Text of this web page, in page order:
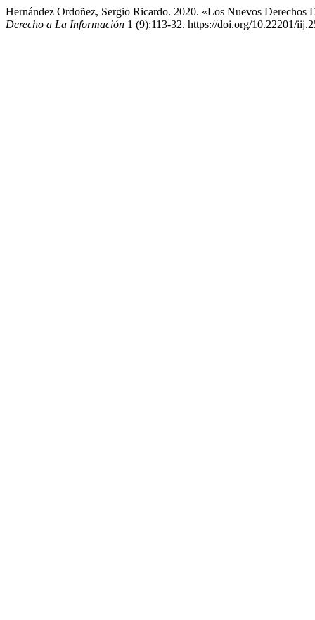
Hernández Ordoñez, Sergio Ricardo. 2020. «Los Nuevos
Derecho a La Información 1 (9):113-32. https://doi.org/10.22201/